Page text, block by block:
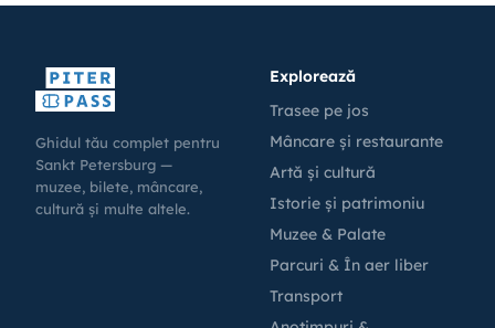
Ghidul tău complet pentru
Sankt Petersburg —
muzee, bilete, mâncare,
cultură și multe altele.
Explorează
Trasee pe jos
Mâncare și restaurante
Artă și cultură
Istorie și patrimoniu
Muzee & Palate
Parcuri & În aer liber
Transport